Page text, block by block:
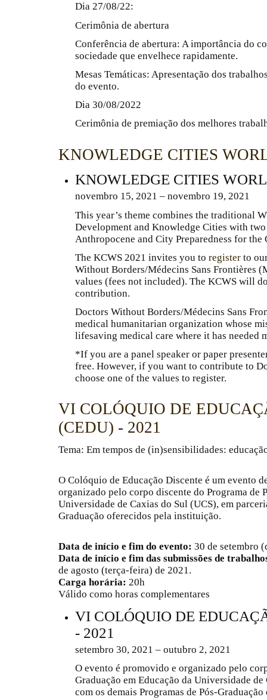
Dia 27/08/22:
Cerimônia de abertura
Conferência de abertura: A importância do
sociedade que envelhece rapidamente.
Mesas Temáticas: Apresentação dos
do evento.
Dia 30/08/2022
Cerimônia de premiação dos melhores
KNOWLEDGE CITIES
KNOWLEDGE CITIES
novembro 15, 2021 – novembro 19, 2021
This year’s theme combines the traditional
Development and Knowledge Cities with
Anthropocene and City Preparedness for the
The KCWS 2021 invites you to register to
Without Borders/Médecins Sans Frontières
values (fees not included). The KCWS will
contribution.
Doctors Without Borders/Médecins Sans
medical humanitarian organization whose
lifesaving medical care where it has needed
*If you are a panel speaker or paper
free. However, if you want to contribute to
choose one of the values to register.
VI COLÓQUIO DE
(CEDU) - 2021
Tema: Em tempos de (in)sensibilidades:
O Colóquio de Educação Discente é um evento
organizado pelo corpo discente do Programa de
Universidade de Caxias do Sul (UCS), em
Graduação oferecidos pela instituição.
Data de início e fim do evento: 30 de setembro
Data de início e fim das submissões de
de agosto (terça-feira) de 2021.
Carga horária: 20h
Válido como horas complementares
VI COLÓQUIO DE
- 2021
setembro 30, 2021 – outubro 2, 2021
O evento é promovido e organizado pelo
Graduação em Educação da Universidade
com os demais Programas de Pós-